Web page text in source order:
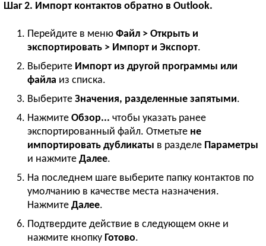
Шаг 2. Импорт контактов обратно в Outlook.
Перейдите в меню Файл > Открыть и
экспортировать > Импорт и Экспорт.
Выберите Импорт из другой программы или
файла из списка.
Выберите Значения, разделенные запятыми.
Нажмите Обзор... чтобы указать ранее
экспортированный файл. Отметьте не
импортировать дубликаты в разделе Параметры
и нажмите Далее.
На последнем шаге выберите папку контактов по
умолчанию в качестве места назначения.
Нажмите Далее.
Подтвердите действие в следующем окне и
нажмите кнопку Готово.